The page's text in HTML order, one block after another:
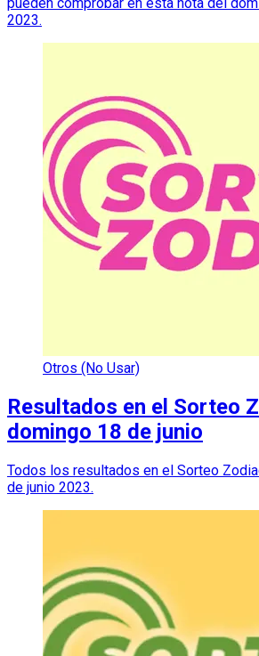
2023.
Otros (No Usar)
Resultados en el Sorteo
domingo 18 de junio
Todos los resultados en el Sorteo
de junio 2023.